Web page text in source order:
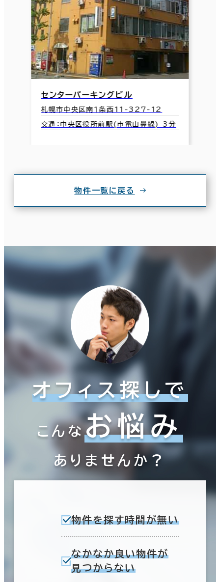
センターパーキングビル
札幌市中央区南１条西11-327-12
交通：中央区役所前駅(市電山鼻線) 3分
物件一覧に戻る
オフィス探しで
こんなお悩み
ありませんか？
物件を探す時間が無い
なかなか良い物件が
見つからない